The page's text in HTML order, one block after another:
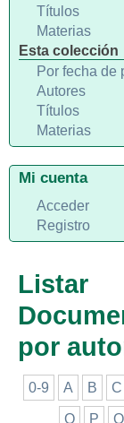
por
0-9 A B C
O P Q
Títulos
Materias
Esta colección
Por fecha de
Autores
Títulos
Materias
Mi cuenta
Acceder
Registro